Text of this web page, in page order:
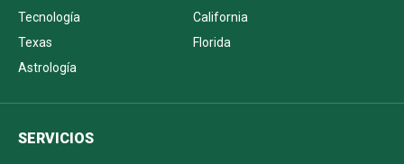
Tecnología
California
Texas
Florida
Astrología
SERVICIOS